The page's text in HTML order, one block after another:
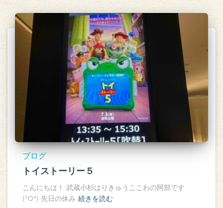
ブログ
トイストーリー５
こんにちは！ 武蔵小杉はりきゅうここわの阿部です
(^O^) 先日の休み 続きを読む